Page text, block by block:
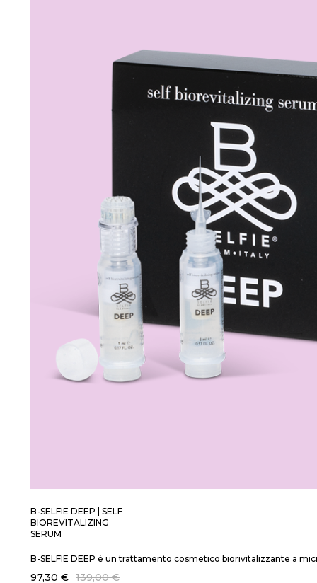
B-SELFIE DEEP | SELF
BIOREVITALIZING
SERUM
B-SELFIE DEEP è un trattamento cosmetico biorivitalizzante a
97,30 € 139,00 €